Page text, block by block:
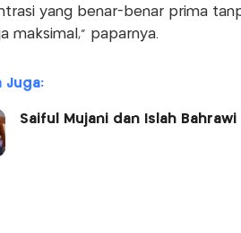
yang benar-benar prima
maksimal," paparnya.
Juga:
Saiful Mujani dan Islah